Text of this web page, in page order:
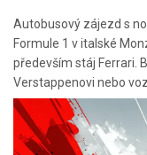
Autobusový zájezd s
Formule 1 v italské
především stáj Ferrari.
Verstappenovi nebo